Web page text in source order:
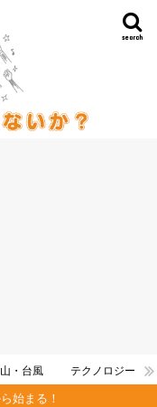
search
・台風 テクノロジー
始まる！